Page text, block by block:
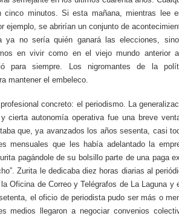
cinco minutos. Si esta mañana, mientras lee
ejemplo, se abrirían un conjunto de
ya no sería quién ganará las elecciones,
en vivir como en el viejo mundo anterior
para siempre. Los nigromantes de la
mantener el embeleco.
concreto: el periodismo. La
cierta autonomía operativa fue una breve
que, ya avanzados los años sesenta, casi
mensuales que les había adelantado la
pagándole de su bolsillo parte de una paga
Zurita le dedicaba diez horas diarias al
Oficina de Correo y Telégrafos de La Laguna y
el oficio de periodista pudo ser más o
medios llegaron a negociar convenios